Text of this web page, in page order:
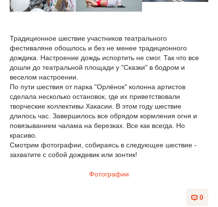
Традиционное шествие участников театрального
фестиваляне обошлось и без не менее традиционного
дождика. Настроение дождь испортить не смог. Так что все
дошли до театральной площади у "Сказки" в бодром и
веселом настроении.
По пути шествия от парка "Орлёнок" колонна артистов
сделала несколько остановок, где их приветствовали
творческие коллективы Хакасии. В этом году шествие
длилось час. Завершилось все обрядом кормления огня и
повязыванием чалама на березках. Все как всегда. Но
красиво.
Смотрим фотографии, собираясь в следующее шествие -
захватите с собой дождевик или зонтик!
Фотографии
0